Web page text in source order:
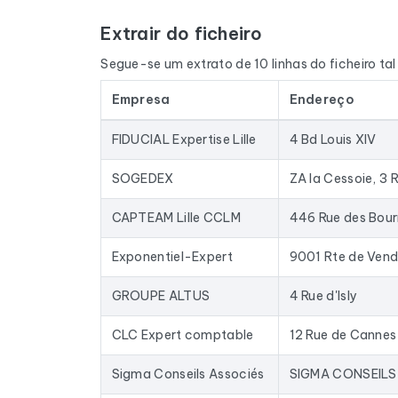
O ficheiro não se limita aos endereços de e-
e o nome do dirigente, através de um
Os dados são extraídos do Google Maps e
armazenados numa base de dados há anos:
enriquecer o seu CRM com dados
mail existentes no mercado.
Extrair do ficheiro
Segue-se um extrato de 10 linhas do ficheiro
Empresa Endereço
FIDUCIAL Expertise Lille 4 Bd Louis XIV
SOGEDEX
CAPTEAM Lille CCLM 446 Rue des
Exponentiel-Expert 9001 Rte de
GROUPE ALTUS 4 Rue d'Isly
CLC Expert comptable 12 Rue de Cannes
Sigma Conseils Associés